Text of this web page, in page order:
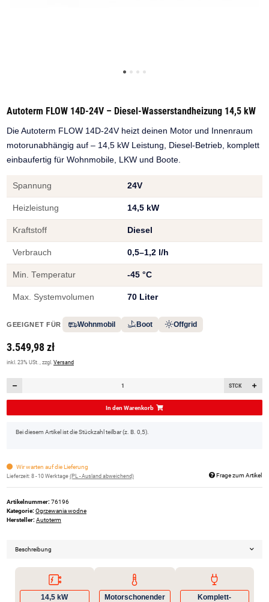
Autoterm FLOW 14D-24V – Diesel-Wasserstandheizung 14,5 kW
Die Autoterm FLOW 14D-24V heizt deinen Motor und Innenraum
motorunabhängig auf – 14,5 kW Leistung, Diesel-Betrieb, komplett
einbaufertig für Wohnmobile, LKW und Boote.
Spannung 24V
Heizleistung 14,5 kW
Kraftstoff Diesel
Verbrauch 0,5–1,2 l/h
Min. Temperatur -45 °C
Max. Systemvolumen 70 Liter
GEEIGNET FÜR Wohnmobil Boot Offgrid
3.549,98 zł
inkl. 23% USt. , zzgl. Versand
STCK
In den Warenkorb
xBei diesem Artikel ist die Stückzahl teilbar (z. B. 0,5).
Wir warten auf die Lieferung
Lieferzeit: 8 - 10 Werktage (PL - Ausland abweichend) Frage zum Artikel
Artikelnummer: 76196
Kategorie: Ogrzewania wodne
Hersteller: Autoterm
Beschreibung
14,5 kW
Motorschonender
Komplett-